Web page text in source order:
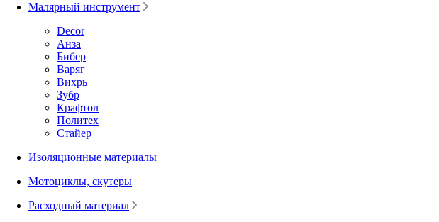
Малярный инструмент
Decor
Анза
Бибер
Варяг
Вихрь
Зубр
Крафтол
Политех
Стайер
Изоляционные материалы
Мотоциклы, скутеры
Расходный материал